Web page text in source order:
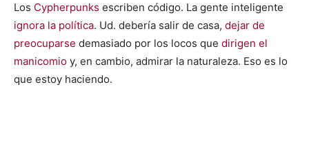
Los Cypherpunks escriben código. La gente inteligente
ignora la política. Ud. debería salir de casa, dejar de
preocuparse demasiado por los locos que dirigen el
manicomio y, en cambio, admirar la naturaleza. Eso es lo
que estoy haciendo.